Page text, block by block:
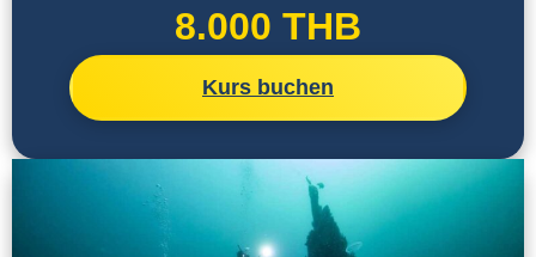
8.000 THB
Kurs buchen